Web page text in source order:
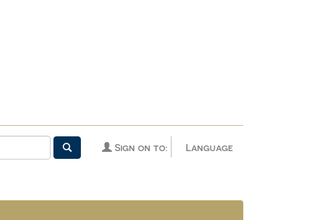
Language
Sign on to: